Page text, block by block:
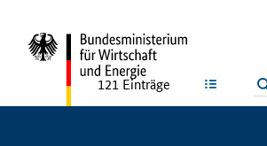
LISTE
121 Einträge